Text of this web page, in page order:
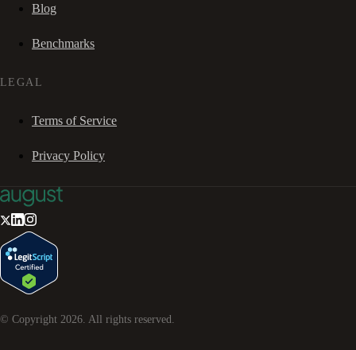
Blog
Benchmarks
LEGAL
Terms of Service
Privacy Policy
© Copyright 2026 . All rights reserved.